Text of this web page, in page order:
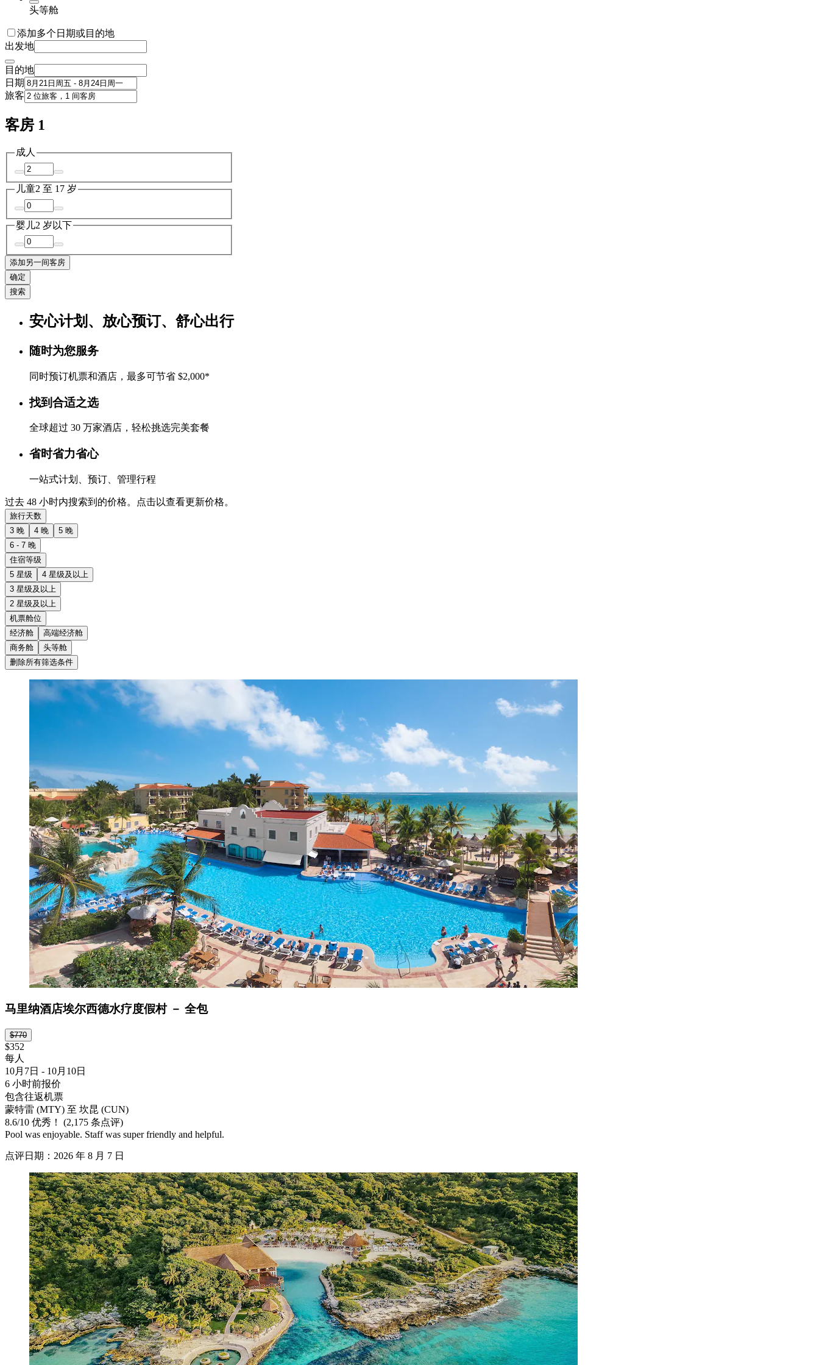
头等舱
添加多个日期或目的地
出发地
目的地
日期
旅客
客房 1
成人
儿童2 至 17 岁
婴儿2 岁以下
添加另一间客房
确定
搜索
安心计划、放心预订、舒心出行
随时为您服务
同时预订机票和酒店，最多可节省 $2,000*
找到合适之选
全球超过 30 万家酒店，轻松挑选完美套餐
省时省力省心
一站式计划、预订、管理行程
过去 48 小时内搜索到的价格。点击以查看更新价格。
旅行天数
3 晚
4 晚
5 晚
6 - 7 晚
住宿等级
5 星级
4 星级及以上
3 星级及以上
2 星级及以上
机票舱位
经济舱
高端经济舱
商务舱
头等舱
删除所有筛选条件
马里纳酒店埃尔西德水疗度假村 － 全包
$770
$352
每人
10月7日 - 10月10日
6 小时前报价
包含往返机票
蒙特雷 (MTY) 至 坎昆 (CUN)
8.6/10 优秀！ (2,175 条点评)
Pool was enjoyable. Staff was super friendly and helpful.
点评日期：2026 年 8 月 7 日